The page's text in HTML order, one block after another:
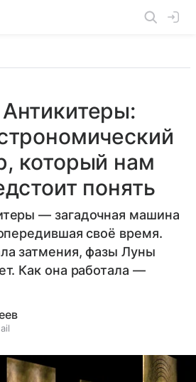
который нам
понять
— загадочная машина
своё время.
затмения, фазы Луны
Как она работала —